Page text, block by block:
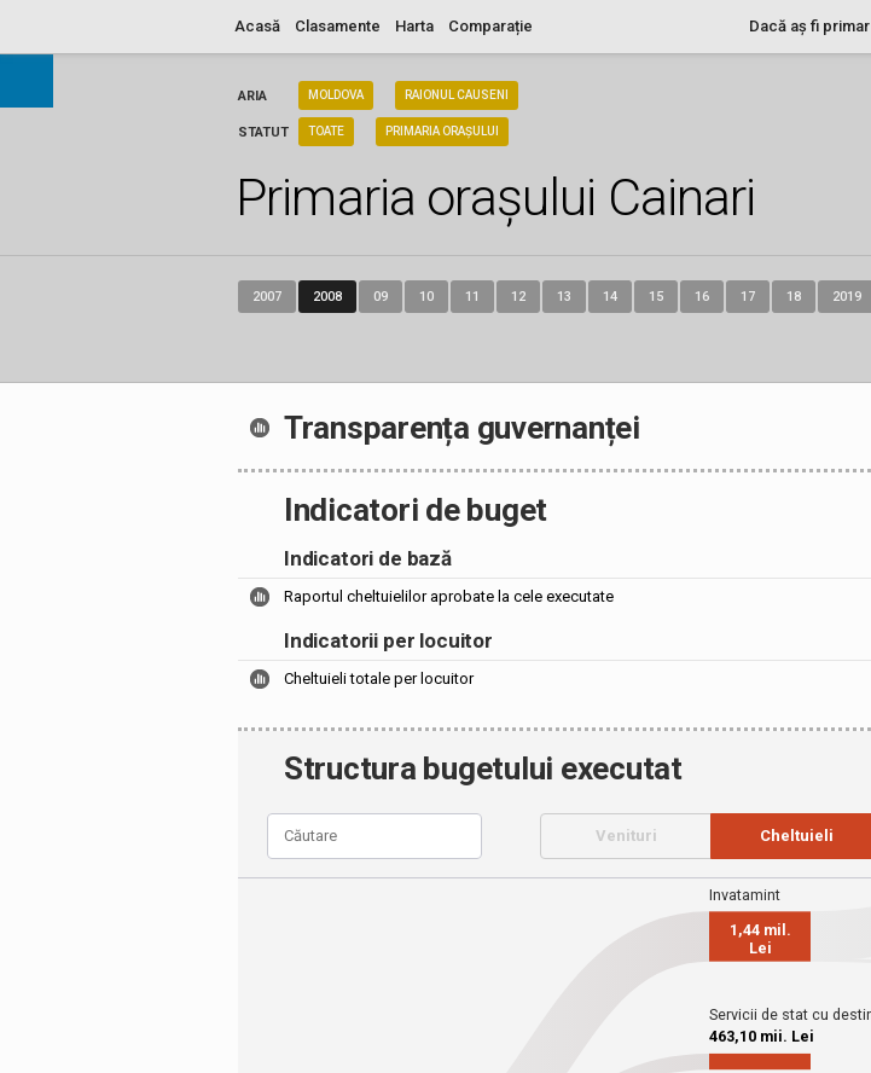
Acasă Clasamente Harta Comparație Dacă aș fi primar
ARIA
STATUT
MOLDOVA RAIONUL CAUSENI
TOATE PRIMARIA ORAȘULUI
Primaria orașului Cainari
2007 2008 09 10 11 12 13 14 15 16 17 18 2019
Transparența guvernanței
Indicatori de buget
Indicatori de bază
Raportul cheltuielilor aprobate la cele executate
Indicatorii per locuitor
Cheltuieli totale per locuitor
Structura bugetului executat